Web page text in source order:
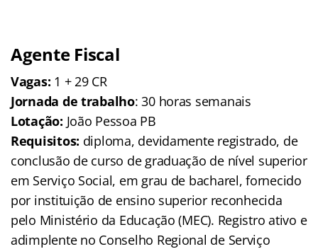
Agente Fiscal
Vagas: 1 + 29 CR
Jornada de trabalho: 30 horas semanais
Lotação: João Pessoa PB
Requisitos: diploma, devidamente registrado, de
conclusão de curso de graduação de nível superior
em Serviço Social, em grau de bacharel, fornecido
por instituição de ensino superior reconhecida
pelo Ministério da Educação (MEC). Registro ativo e
adimplente no Conselho Regional de Serviço